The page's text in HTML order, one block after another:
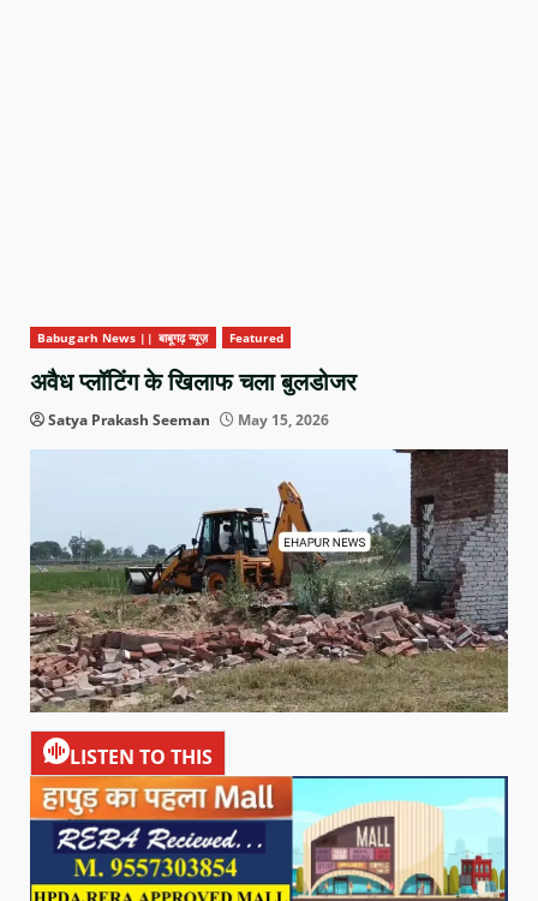
Babugarh News || बाबूगढ़ न्यूज़ Featured
अवैध प्लॉटिंग के खिलाफ चला बुलडोजर
Satya Prakash Seeman May 15, 2026
LISTEN TO THIS